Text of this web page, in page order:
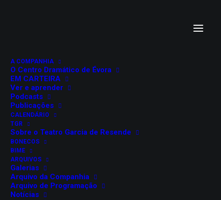
A COMPANHIA
O Centro Dramático de Évora
EM CARTEIRA
Ver e aprender
Podcasts
Publicações
CALENDÁRIO
TGR
Sobre o Teatro Garcia de Resende
BONECOS
BIME
ARQUIVOS
Galerias
Arquivo da Companhia
Arquivo de Programação
Notícias
A ILUSÃO CÓMICA